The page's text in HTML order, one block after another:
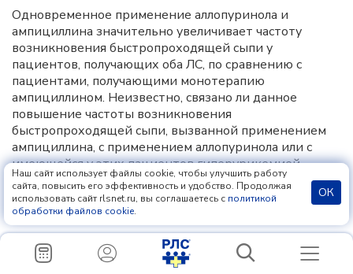
Одновременное применение аллопуринола и
ампициллина значительно увеличивает частоту
возникновения быстропроходящей сыпи у
пациентов, получающих оба ЛС, по сравнению с
пациентами, получающими монотерапию
ампициллином. Неизвестно, связано ли данное
повышение частоты возникновения
быстропроходящей сыпи, вызванной применением
ампициллина, с применением аллопуринола или с
имеющейся у этих пациентов гиперурикемией.
Данные по одновременному применению
комбинации ампициллин + сульбактам и
аллопуринола отсутствуют.
Комбинацию ампициллин + сульбактам и
аминогликозиды не следует смешивать вследствие
Наш сайт использует файлы cookie, чтобы улучшить работу
сайта, повысить его эффективность и удобство. Продолжая
использовать сайт rlsnet.ru, вы соглашаетесь с политикой
обработки файлов cookie.
ОК